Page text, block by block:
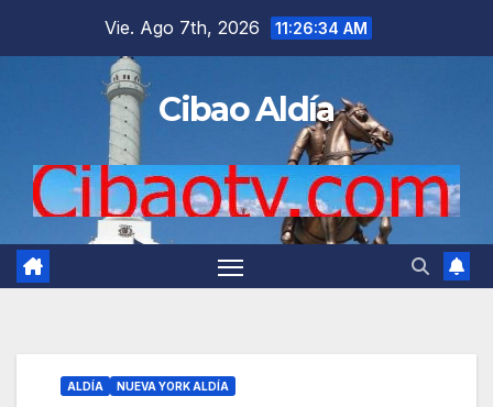
Vie. Ago 7th, 2026 11:26:35 AM
Cibao Aldía
ALDÍA NUEVA YORK ALDÍA